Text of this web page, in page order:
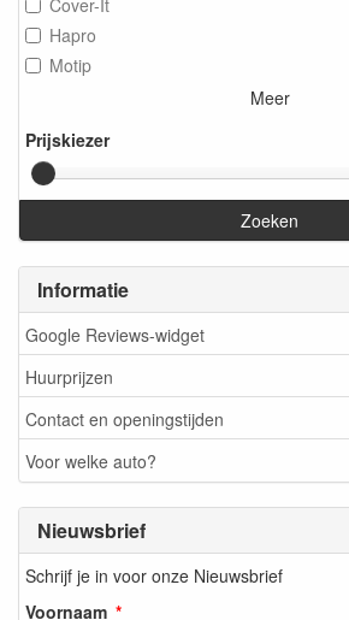
Cover-It
Hapro
Motip
Meer
Prijskiezer
Zoeken
Informatie
Google Reviews-widget
Huurprijzen
Contact en openingstijden
Voor welke auto?
Nieuwsbrief
Schrijf je in voor onze Nieuwsbrief
Voornaam